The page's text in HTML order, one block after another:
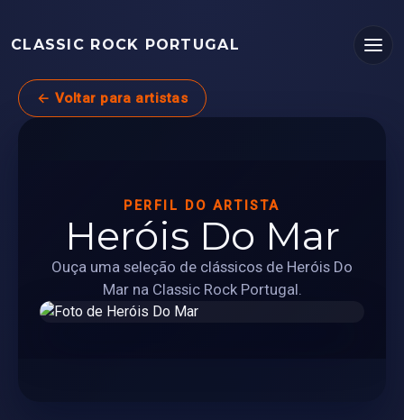
CLASSIC ROCK PORTUGAL
← Voltar para artistas
PERFIL DO ARTISTA
Heróis Do Mar
Ouça uma seleção de clássicos de Heróis Do
Mar na Classic Rock Portugal.